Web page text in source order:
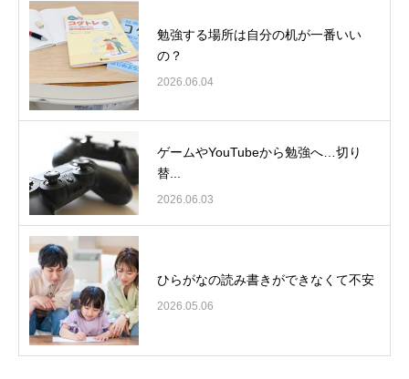
勉強する場所は自分の机が一番いい
の？
2026.06.04
ゲームやYouTubeから勉強へ…切り
替...
2026.06.03
ひらがなの読み書きができなくて不安
2026.05.06